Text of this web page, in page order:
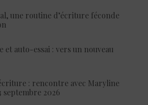
une routine d’écriture féconde
et auto-essai : vers un nouveau
: rencontre avec Maryline
septembre 2026